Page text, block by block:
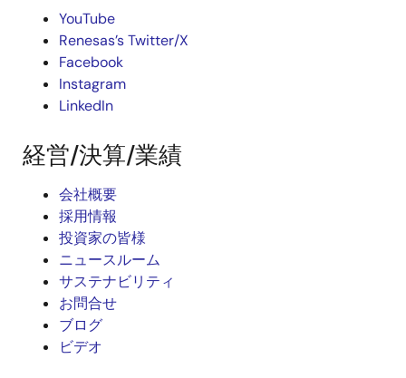
YouTube
Renesas’s Twitter/X
Facebook
Instagram
LinkedIn
経営/決算/業績
会社概要
採用情報
投資家の皆様
ニュースルーム
サステナビリティ
お問合せ
ブログ
ビデオ